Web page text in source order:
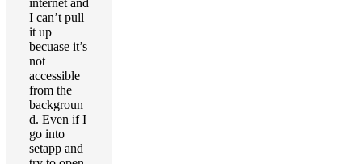
internet and
I can’t pull
it up
becuase it’s
not
accessible
from the
backgroun
d. Even if I
go into
setapp and